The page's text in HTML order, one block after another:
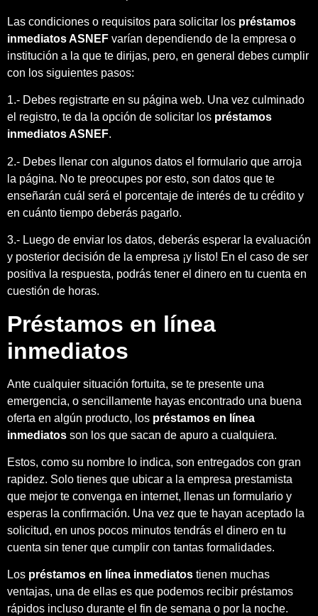
Las condiciones o requisitos para solicitar los préstamos
inmediatos ASNEF varían dependiendo de la empresa o
institución a la que te dirijas, pero, en general debes cumplir
con los siguientes pasos:
1.- Debes registrarte en su página web. Una vez culminado
el registro, te da la opción de solicitar los préstamos
inmediatos ASNEF.
2.- Debes llenar con algunos datos el formulario que arroja
la página. No te preocupes por esto, son datos que te
enseñarán cuál será el porcentaje de interés de tu crédito y
en cuánto tiempo deberás pagarlo.
3.- Luego de enviar los datos, deberás esperar la evaluación
y posterior decisión de la empresa ¡y listo! En el caso de ser
positiva la respuesta, podrás tener el dinero en tu cuenta en
cuestión de horas.
Préstamos en línea
inmediatos
Ante cualquier situación fortuita, se te presente una
emergencia, o sencillamente hayas encontrado una buena
oferta en algún producto, los préstamos en línea
inmediatos son los que sacan de apuro a cualquiera.
Estos, como su nombre lo indica, son entregados con gran
rapidez. Solo tienes que ubicar a la empresa prestamista
que mejor te convenga en internet, llenas un formulario y
esperas la confirmación. Una vez que te hayan aceptado la
solicitud, en unos pocos minutos tendrás el dinero en tu
cuenta sin tener que cumplir con tantas formalidades.
Los préstamos en línea inmediatos tienen muchas
ventajas, una de ellas es que podemos recibir préstamos
rápidos incluso durante el fin de semana o por la noche.